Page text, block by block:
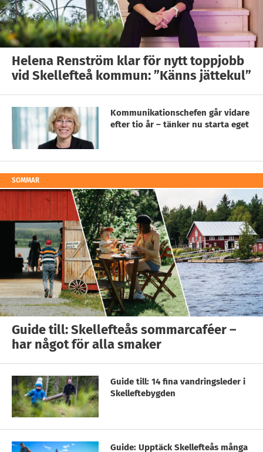
Helena Renström klar för nytt toppjobb
vid Skellefteå kommun: ”Känns jättekul”
Kommunikationschefen går vidare
efter tio år – tänker nu starta eget
SOMMAR
Guide till: Skellefteås sommarcaféer –
har något för alla smaker
Guide till: 14 fina vandringsleder i
Skelleftebygden
Guide: Upptäck Skellefteås många